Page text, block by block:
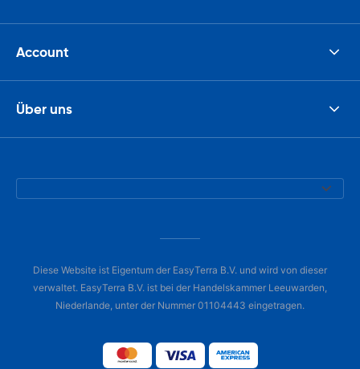
Account
Über uns
Diese Website ist Eigentum der EasyTerra B.V. und wird von dieser
verwaltet. EasyTerra B.V. ist bei der Handelskammer Leeuwarden,
Niederlande, unter der Nummer 01104443 eingetragen.